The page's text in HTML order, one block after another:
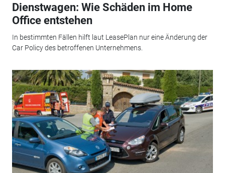
Dienstwagen: Wie Schäden im Home
Office entstehen
In bestimmten Fällen hilft laut LeasePlan nur eine Änderung der
Car Policy des betroffenen Unternehmens.